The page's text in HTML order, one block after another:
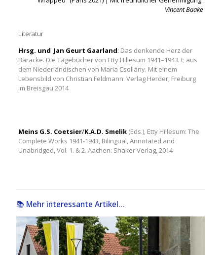
Vincent Baake
Literatur
Hrsg. und Jan Geurt Gaarland: Das denkende Herz der
Baracke. Die Tagebücher von Etty Hillesum 1941–1943. t; aus
dem Niederländischen von Maria Csollány. Mit einem
Lebensbild von Christian Feldmann. Verlag Herder, Freiburg
im Breisgau 2014
Meins G.S. Coetsier/K.A.D. Smelik (Eds.), Etty Hillesum: The
Complete Works 1941-1943, Bilingual, Annotated and
Unabridged, Vol. 1. & 2. Aachen: Shaker Verlag, 2014
📚 Mehr interessante Artikel...